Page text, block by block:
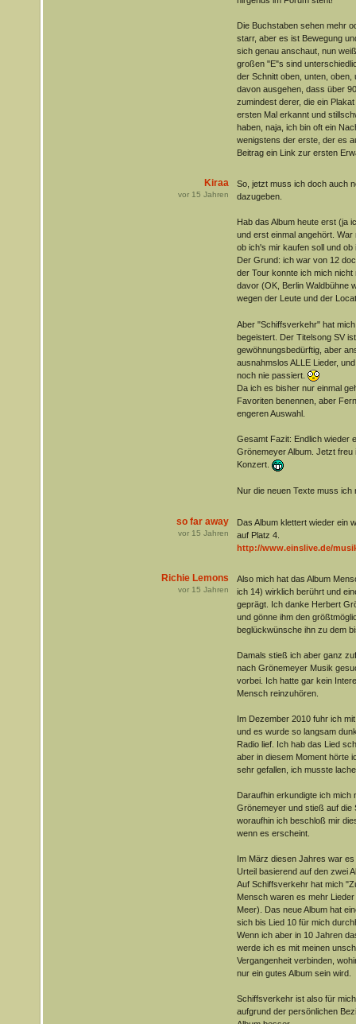
Die Buchstaben sehen mehr
starr, aber es ist Bewegung
sich genau anschaut, nun
großen "E"s sind
der Schnitt oben, unten,
davon ausgehen, dass über
zumindest derer, die ein
ersten Mal erkannt und
haben, naja, ich bin oft ein
wenigstens der erste, der es
Beitrag ein Link zur ersten
Kiraa
vor 15 Jahren
So, jetzt muss ich doch auch
dazugeben.
Hab das Album heute erst (ja
und erst einmal angehört.
ob ich's mir kaufen soll und
Der Grund: ich war von 12
der Tour konnte ich mich
davor (OK, Berlin Waldbühne
wegen der Leute und der
Aber "Schiffsverkehr" hat
begeistert. Der Titelsong SV
gewöhnungsbedürftig, aber
ausnahmslos ALLE Lieder,
noch nie passiert.
Da ich es bisher nur einmal
Favoriten benennen, aber
engeren Auswahl.
Gesamt Fazit: Endlich wieder
Grönemeyer Album. Jetzt
Konzert.
Nur die neuen Texte muss
so far away
vor 15 Jahren
Das Album klettert wieder ein
auf Platz 4.
http://www.einslive.de/
Richie Lemons
vor 15 Jahren
Also mich hat das Album
ich 14) wirklich berührt und
geprägt. Ich danke Herbert
und gönne ihm den
beglückwünsche ihn zu dem
Damals stieß ich aber ganz
nach Grönemeyer Musik
vorbei. Ich hatte gar kein
Mensch reinzuhören.
Im Dezember 2010 fuhr ich
und es wurde so langsam
Radio lief. Ich hab das Lied
aber in diesem Moment hörte
sehr gefallen, ich musste
Daraufhin erkundigte ich mich
Grönemeyer und stieß auf die
woraufhin ich beschloß mir
wenn es erscheint.
Im März diesen Jahres war
Urteil basierend auf den zwei
Auf Schiffsverkehr hat mich
Mensch waren es mehr
Meer). Das neue Album hat
sich bis Lied 10 für mich
Wenn ich aber in 10 Jahren
werde ich es mit meinen
Vergangenheit verbinden,
nur ein gutes Album sein wird.
Schiffsverkehr ist also für
aufgrund der persönlichen